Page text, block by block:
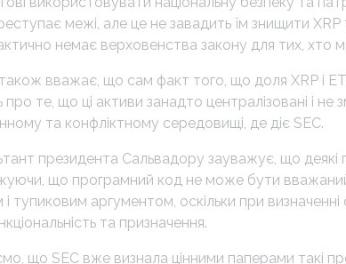
межі, але це не завадить їм знищити XRP
немає верховенства закону для тих, хто
вважає, що сам факт того, що доля XRP і
про те, що ці активи занадто централізовані і
та конфліктному середовищі, де діє SEC.
президента Сальвадору зауважує, що
що програмний код не може бути
і тупиковим аргументом, оскільки при
та призначення.
що SEC вже визнала цінними паперами такі